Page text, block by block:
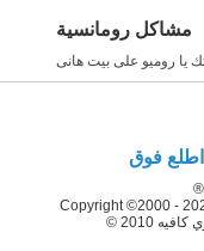
مشاكل رومانسية
يا روميو على بيت هانى
اطلع فوق
Copyright ©2000 -
2010 ©